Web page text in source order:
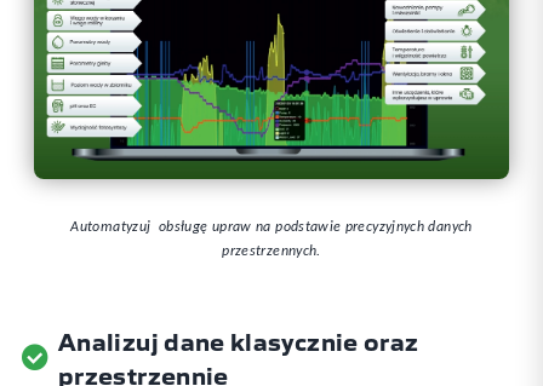
Automatyzuj obsługę upraw na podstawie precyzyjnych danych
przestrzennych.
Analizuj dane klasycznie oraz
przestrzennie